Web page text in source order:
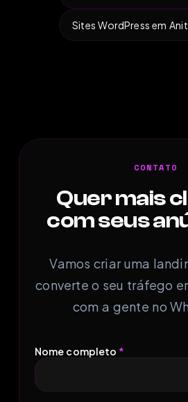
Sites WordPress em
CONTATO
Quer mais
com seus
Vamos criar uma
converte o seu tráfego
com a gente no
Nome completo *